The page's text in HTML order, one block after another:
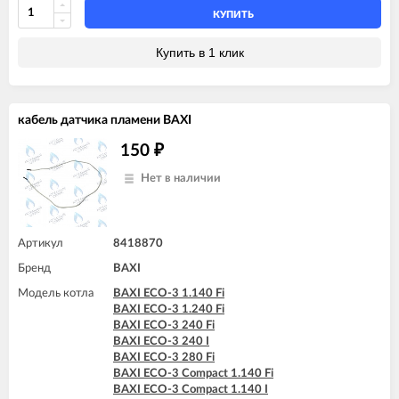
КУПИТЬ
Купить в 1 клик
кабель датчика пламени BAXI
150 ₽
Нет в наличии
Артикул 8418870
Бренд BAXI
Модель котла
BAXI ECO-3 1.140 Fi
BAXI ECO-3 1.240 Fi
BAXI ECO-3 240 Fi
BAXI ECO-3 240 I
BAXI ECO-3 280 Fi
BAXI ECO-3 Compact 1.140 Fi
BAXI ECO-3 Compact 1.140 I